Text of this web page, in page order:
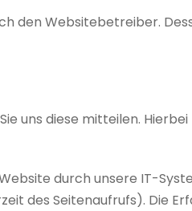
den Websitebetreiber.
uns diese mitteilen. Hierbei
durch unsere IT-
des Seitenaufrufs). Die